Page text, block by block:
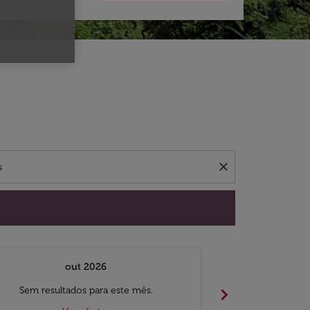
close
out 2026
Sem resultados para este mês.
chevron_right